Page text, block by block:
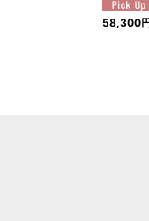
58,300